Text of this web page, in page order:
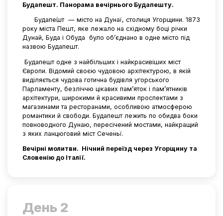
Будапешт. Панорама вечірнього Будапешту.
Будапе́шт — місто на Дунаї, столиця Угорщини. 1873
року міста Пешт, яке лежало на східному боці річки
Дунай, Буда і Обуда було об’єднано в одне місто під
назвою Будапешт.
Будапешт одне з найбільших і найкрасивіших міст
Європи. Відомий своєю чудовою архітектурою, в якій
виділяється чудова готична будівля угорського
Парламенту, безліччю цікавих пам’яток і пам’ятників
архітектури, широкими й красивими проспектами з
магазинами та ресторанами, особливою атмосферою
романтики й свободи. Будапешт лежить по обидва боки
повноводного Дунаю, пересічений мостами, найкращий
з яких ланцюговий міст Сеченьї.
Вечірні молитви. Нічний переїзд через Угорщину та
Словенію до Італії.
День 2